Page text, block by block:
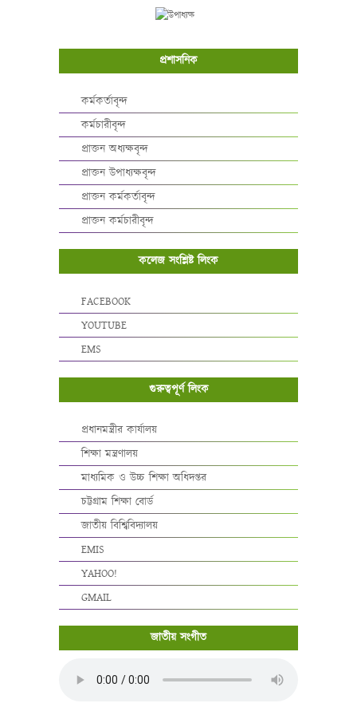
প্রশাসনিক
কর্মকর্তাবৃন্দ
কর্মচারীবৃন্দ
প্রাক্তন অধ্যক্ষবৃন্দ
প্রাক্তন উপাধ্যক্ষবৃন্দ
প্রাক্তন কর্মকর্তাবৃন্দ
প্রাক্তন কর্মচারীবৃন্দ
কলেজ সংশ্লিষ্ট লিংক
FACEBOOK
YOUTUBE
EMS
গুরুত্বপূর্ণ লিংক
প্রধানমন্ত্রীর কার্যালয়
শিক্ষা মন্ত্রণালয়
মাধ্যমিক ও উচ্চ শিক্ষা অধিদপ্তর
চট্টগ্রাম শিক্ষা বোর্ড
জাতীয় বিশ্বিবিদ্যালয়
EMIS
YAHOO!
GMAIL
জাতীয় সংগীত